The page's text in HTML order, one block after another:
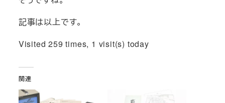
記事は以上です。
Visited 259 times, 1 visit(s) today
関連